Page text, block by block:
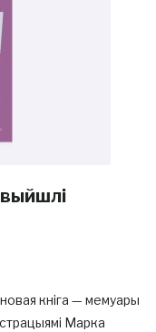
кніга — мемуары
Марка